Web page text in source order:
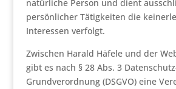
natürliche Person und dient
persönlicher Tätigkeiten die
Interessen verfolgt.
Zwischen Harald Häfele und der
gibt es nach § 28 Abs. 3
Grundverordnung (DSGVO) eine